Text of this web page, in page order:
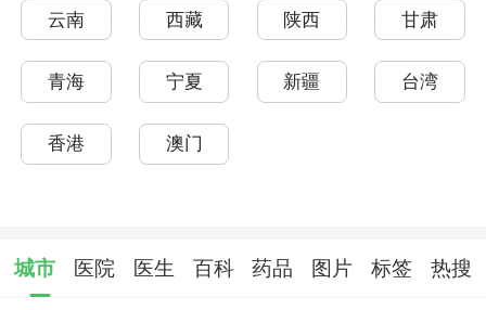
云南 西藏 陕西 甘肃
青海 宁夏 新疆 台湾
香港 澳门
城市 医院 医生 百科 药品 图片 标签 热搜